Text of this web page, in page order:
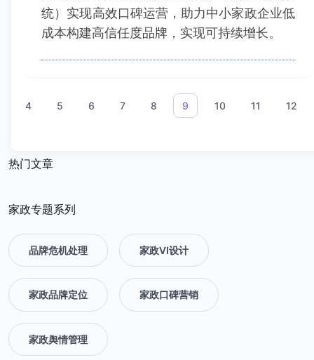
统）实现高效口碑运营，助力中小家政企业低
成本构建高信任度品牌，实现可持续增长。
4 5 6 7 8 9 10 11 12
热门文章
家政专题系列
品牌危机处理 家政VI设计
家政品牌定位 家政口碑营销
家政舆情管理